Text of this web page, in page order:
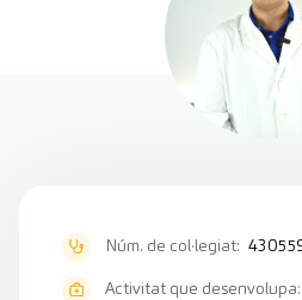
Núm. de col·legiat:
Activitat que desenvolupa: